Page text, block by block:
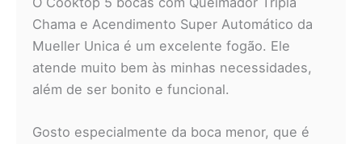
Chama e Acendimento Super Automático da
Mueller Unica é um excelente fogão. Ele
atende muito bem às minhas necessidades,
além de ser bonito e funcional.
Gosto especialmente da boca menor, que é